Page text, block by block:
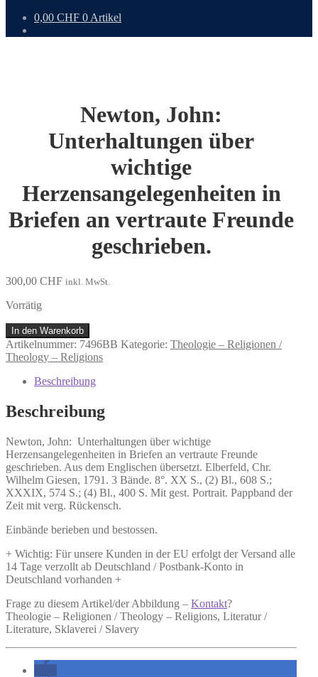
0,00 CHF 0 Artikel
Newton, John:
Unterhaltungen über
wichtige
Herzensangelegenheiten in
Briefen an vertraute Freunde
geschrieben.
300,00 CHF inkl. MwSt.
Vorrätig
Newton,
John:
Unterhaltungen
wichtige
in
Briefen
vertraute
Freunde
geschrieben.
Menge
In den Warenkorb
Artikelnummer: 7496BB Kategorie: Theologie – Religionen /
Theology – Religions
Beschreibung
Beschreibung
Newton, John: Unterhaltungen über wichtige
Herzensangelegenheiten in Briefen an vertraute Freunde
geschrieben. Aus dem Englischen übersetzt. Elberfeld, Chr.
Wilhelm Giesen, 1791. 3 Bände. 8°. XX S., (2) Bl., 608 S.;
XXXIX, 574 S.; (4) Bl., 400 S. Mit gest. Portrait. Pappband der
Zeit mit verg. Rückensch.
Einbände berieben und bestossen.
+ Wichtig: Für unsere Kunden in der EU erfolgt der Versand alle
14 Tage verzollt ab Deutschland / Postbank-Konto in
Deutschland vorhanden +
Frage zu diesem Artikel/der Abbildung – Kontakt?
Theologie – Religionen / Theology – Religions, Literatur /
Literature, Sklaverei / Slavery